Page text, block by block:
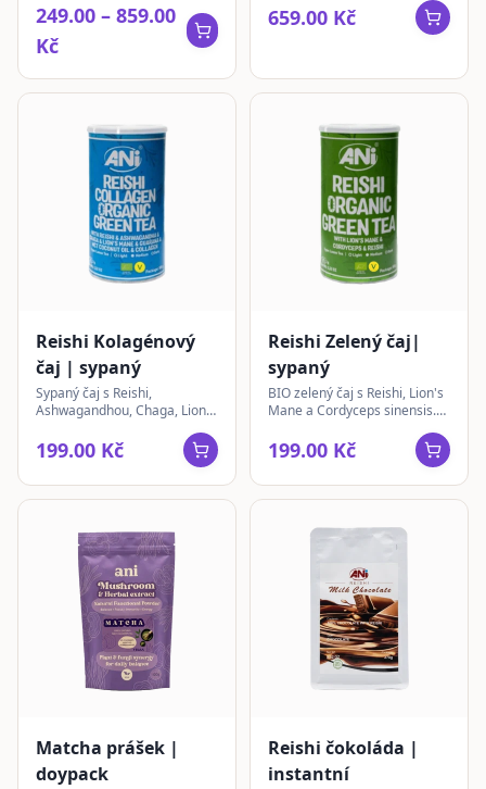
mysl a stabilní energii.
249.00 – 859.00
Kč
Cordyceps, Reishi a
Ashwagandha s L-theaninem.
659.00 Kč
Reishi Kolagénový
čaj | sypaný
Sypaný čaj s Reishi,
Ashwagandhou, Chaga, Lion's
veganským kolagenem pro
celkovou pohodu.
199.00 Kč
Reishi Zelený čaj|
sypaný
BIO zelený čaj s Reishi, Lion's
Mane a Cordyceps sinensis.
chvíle pohody a rituály.
199.00 Kč
Matcha prášek |
doypack
Reishi čokoláda |
instantní